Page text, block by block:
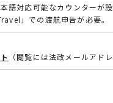
語対応可能なカウンターが
」での渡航申告が必要。
（閲覧には法政メールアド